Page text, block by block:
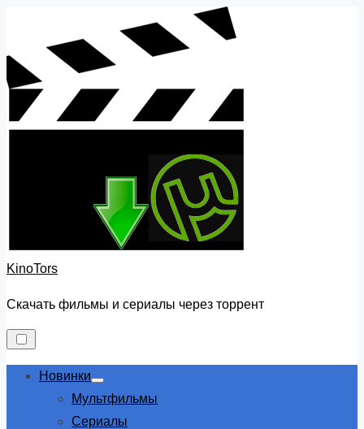
content
KinoTors
Скачать фильмы и сериалы через торрент
Новинки
Show
sub
Мультфильмы
Сериалы